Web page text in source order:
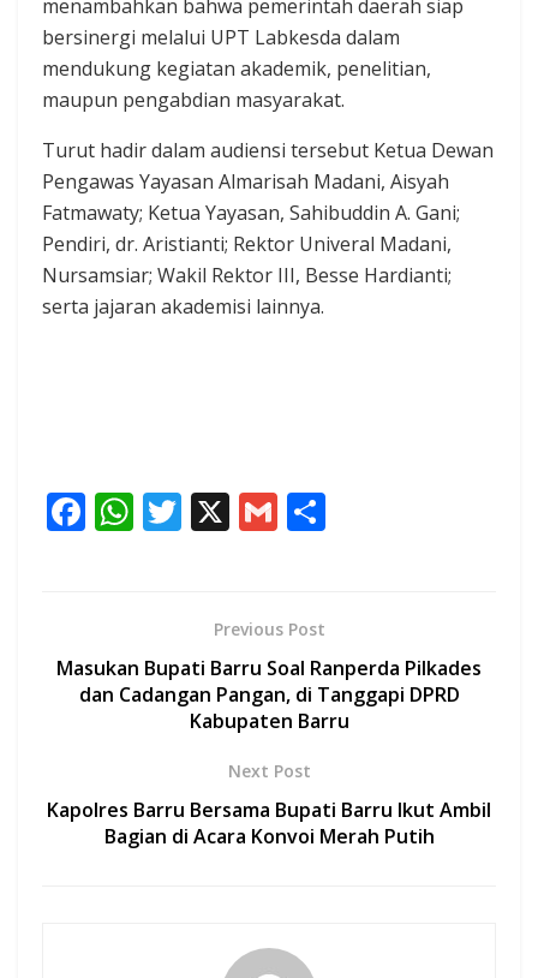
menambahkan bahwa pemerintah daerah siap
bersinergi melalui UPT Labkesda dalam
mendukung kegiatan akademik, penelitian,
maupun pengabdian masyarakat.
Turut hadir dalam audiensi tersebut Ketua Dewan
Pengawas Yayasan Almarisah Madani, Aisyah
Fatmawaty; Ketua Yayasan, Sahibuddin A. Gani;
Pendiri, dr. Aristianti; Rektor Univeral Madani,
Nursamsiar; Wakil Rektor III, Besse Hardianti;
serta jajaran akademisi lainnya.
F
o
o
W
A
p
T
er
X G
l
Previous Post
Masukan Bupati Barru Soal Ranperda Pilkades
dan Cadangan Pangan, di Tanggapi DPRD
Kabupaten Barru
Next Post
Kapolres Barru Bersama Bupati Barru Ikut Ambil
Bagian di Acara Konvoi Merah Putih